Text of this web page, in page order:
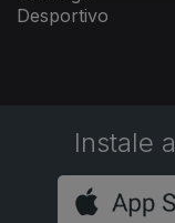
Desportivo
Instale